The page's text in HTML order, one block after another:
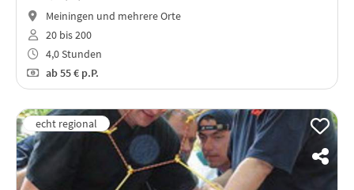
Meiningen und mehrere Orte
20 bis 200
4,0 Stunden
ab55 € p.P.